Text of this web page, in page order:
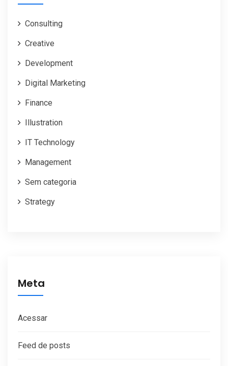
Consulting
Creative
Development
Digital Marketing
Finance
Illustration
IT Technology
Management
Sem categoria
Strategy
Meta
Acessar
Feed de posts